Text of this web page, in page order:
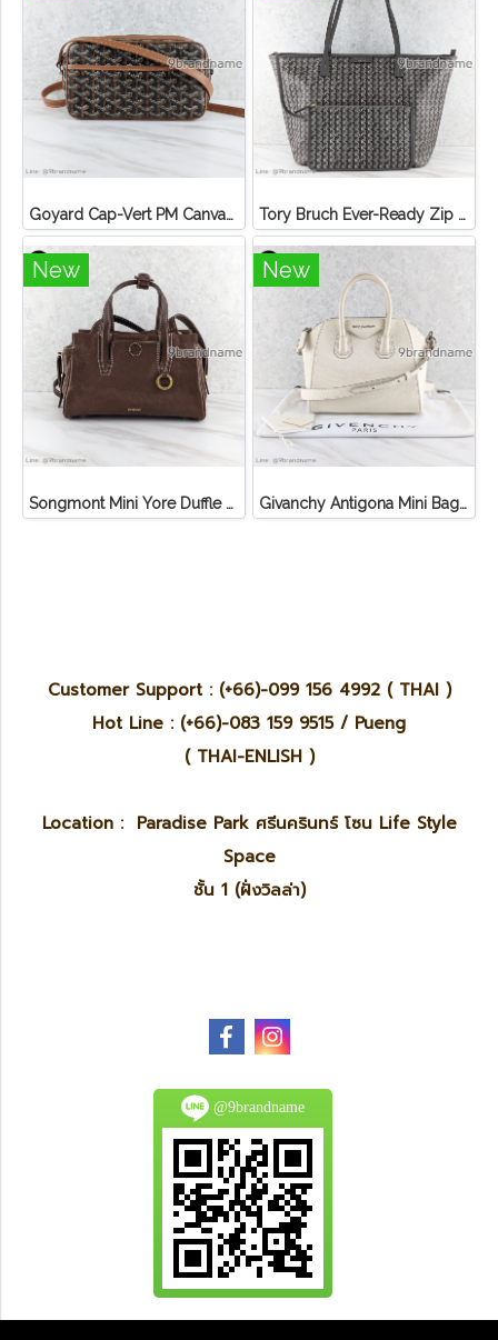
Goyard Cap-Vert PM Canvas Black Tan Tory Bruch Ever-Ready Zip Tote Winter Zinc Canvas
New
Songmont Mini Yore Duffle Bag Sandal
New
Givanchy Antigona Mini Bag Off White SHW Goat Leather
Customer Support : (+66)-099 156 4992 ( THAI )
Hot Line : (+66)-083 159 9515 / Pueng
( THAI-ENLISH )
Location : Paradise Park ศรีนครินทร์ โซน Life Style
Space
ชั้น 1 (ฝั่งวิลล่า)
@9brandname